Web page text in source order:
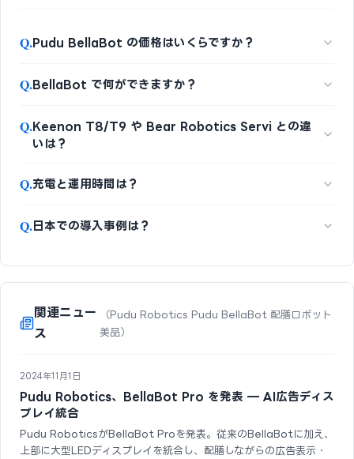
Q.Pudu BellaBot の価格はいくらですか？
Q.BellaBot で何ができますか？
Q.Keenon T8/T9 や Bear Robotics Servi との違
いは？
Q.充電と運用時間は？
Q.日本での導入事例は？
関連ニュー
ス
（Pudu Robotics Pudu BellaBot 配膳ロボット
美品）
2024年11月1日
Pudu Robotics、BellaBot Pro を発表 — AI広告ディス
プレイ統合
Pudu RoboticsがBellaBot Proを発表。従来のBellaBotに加え、
上部に大型LEDディスプレイを統合し、配膳しながらの広告表示・